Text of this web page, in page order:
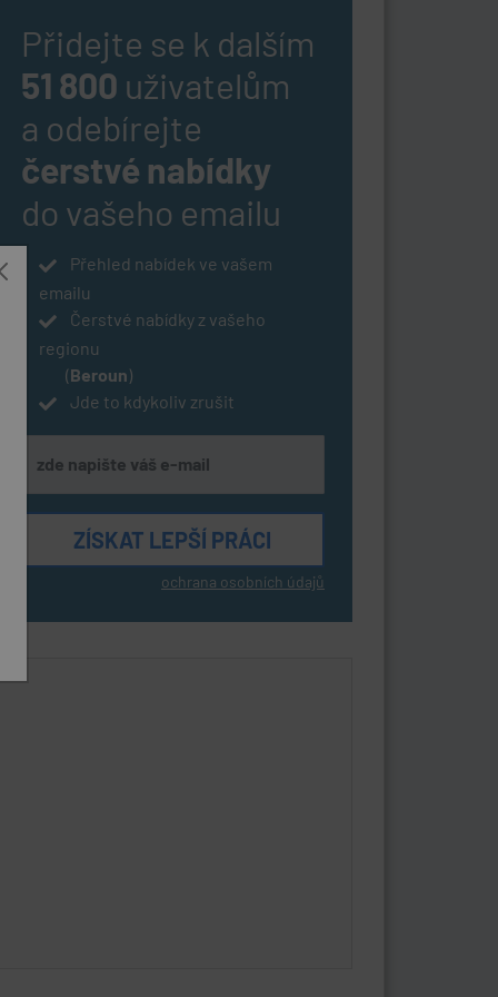
Přidejte se k dalším
51 800 uživatelům
a odebírejte
čerstvé nabídky
do vašeho emailu
Přehled nabídek ve vašem
emailu
Čerstvé nabídky z vašeho
regionu
(Beroun)
Jde to kdykoliv zrušit
ochrana osobních údajů